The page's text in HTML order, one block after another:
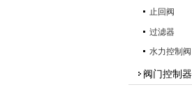
止回阀
过滤器
水力控制阀
阀门控制器